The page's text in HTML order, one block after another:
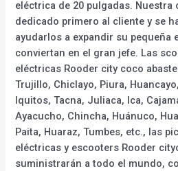
eléctrica de 20 pulgadas.
dedicado primero al cliente y se
ayudarlos a expandir su pequeña
conviertan en el gran jefe. Las
eléctricas Rooder city coco
Trujillo, Chiclayo, Piura,
Iquitos, Tacna, Juliaca, Ica,
Ayacucho, Chincha, Huánuco,
Paita, Huaraz, Tumbes, etc., las
eléctricas y escooters Rooder
suministrarán a todo el mundo,